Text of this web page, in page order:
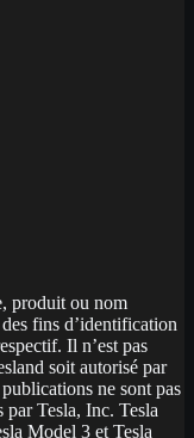
produit ou nom
fins d’identification
Il n’est pas
soit autorisé par
ne sont pas
par Tesla, Inc. Tesla
Model 3 et Tesla